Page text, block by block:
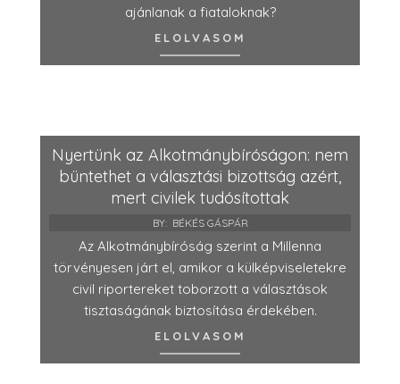
ajánlanak a fiataloknak?
ELOLVASOM
Nyertünk az Alkotmánybíróságon: nem
büntethet a választási bizottság azért,
mert civilek tudósítottak
BY: BÉKÉS GÁSPÁR
Az Alkotmánybíróság szerint a Millenna
törvényesen járt el, amikor a külképviseletekre
civil riportereket toborzott a választások
tisztaságának biztosítása érdekében.
ELOLVASOM